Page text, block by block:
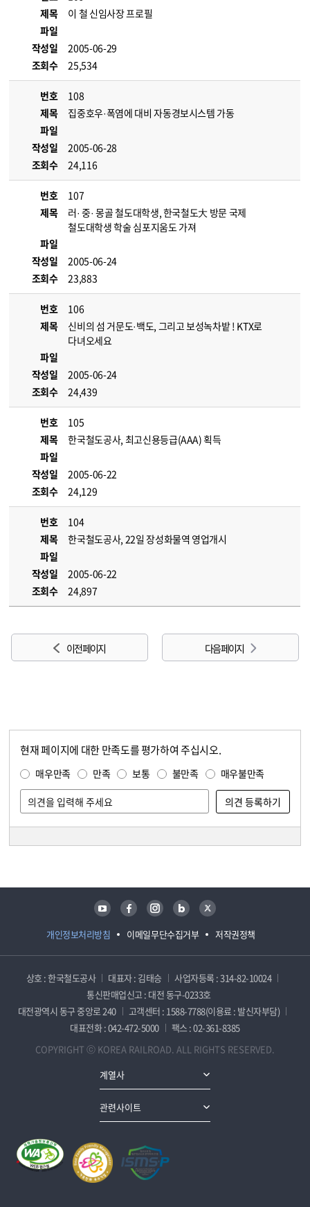
제목
이 철 신임사장 프로필
파일
작성일
2005-06-29
조회수
25,534
번호
108
제목
집중호우·폭염에 대비 자동경보시스템 가동
파일
작성일
2005-06-28
조회수
24,116
번호
107
제목
러· 중· 몽골 철도대학생, 한국철도大 방문 국제
철도대학생 학술 심포지움도 가져
파일
작성일
2005-06-24
조회수
23,883
번호
106
제목
신비의 섬 거문도·백도, 그리고 보성녹차밭 ! KTX로
다녀오세요
파일
작성일
2005-06-24
조회수
24,439
번호
105
제목
한국철도공사, 최고신용등급(AAA) 획득
파일
작성일
2005-06-22
조회수
24,129
번호
104
제목
한국철도공사, 22일 장성화물역 영업개시
파일
작성일
2005-06-22
조회수
24,897
이전 페이지 다음 페이지
현재 페이지에 대한 만족도를 평가하여 주십시오.
매우만족 만족 보통 불만족 매우불만족
개인정보처리방침 이메일무단수집거부 저작권정책
유튜브 페이스북 인스타그램 블로그 트위터
상호 : 한국철도공사 대표자 : 김태승
사업자등록 : 314-82-10024
통신판매업신고 : 대전 동구-0233호
대전광역시 동구 중앙로 240
고객센터 : 1588-7788(이용료 : 발신자부담)
대표전화 : 042-472-5000
팩스 : 02-361-8385
COPYRIGHT ⓒ KOREA RAILROAD. ALL RIGHTS RESERVED.
계열사
관련사이트